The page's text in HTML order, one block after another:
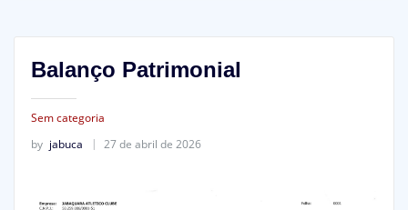
Balanço Patrimonial
Sem categoria
by jabuca 27 de abril de 2026